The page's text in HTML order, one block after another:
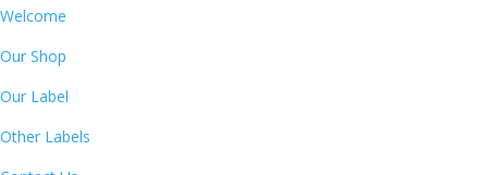
Welcome
Our Shop
Our Label
Other Labels